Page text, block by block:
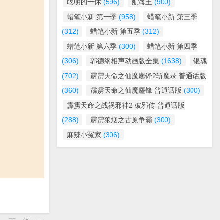
聪明的一休 (596) 航海王 (900)
蜡笔小新 第一季 (958)
蜡笔小新 第三季
(312)
蜡笔小新 第五季 (312)
蜡笔小新 第六季 (300)
蜡笔小新 第四季
(306)
郭德纲相声动画版全集 (1638)
银魂
(702)
霹雳天命之仙魔鏖锋2斩魔录 普通话版
(360)
霹雳天命之仙魔鏖锋 普通话版 (300)
霹雳天命之战祸邪神2 破邪传 普通话版
(288)
霹雳狼烟之古原争霸 (300)
麻辣小冤家 (306)